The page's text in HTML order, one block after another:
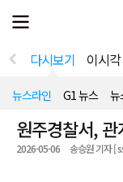
전
체
뉴
열
다시보기 이시
뉴스라인 G1 뉴스 뉴
원주경찰서,
2026-05-06 송승원 기자 [